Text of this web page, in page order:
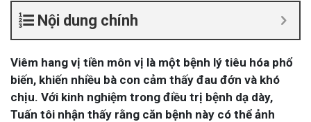
Nội dung chính
Viêm hang vị tiền môn vị là một bệnh lý tiêu hóa phổ
biến, khiến nhiều bà con cảm thấy đau đớn và khó
chịu. Với kinh nghiệm trong điều trị bệnh dạ dày,
Tuấn tôi nhận thấy rằng căn bệnh này có thể ảnh